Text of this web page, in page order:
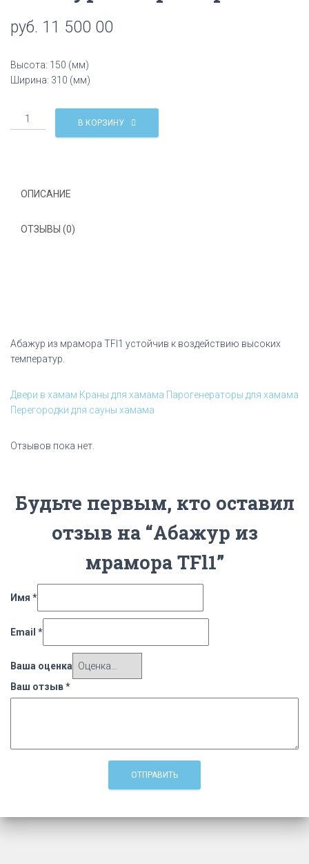
руб. 11 500 00
Высота: 150 (мм)
Ширина: 310 (мм)
Количество
Абажур
В КОРЗИНУ
ОПИСАНИЕ
ОТЗЫВЫ (0)
Абажур из мрамора TFl1 устойчив к воздействию высоких
температур.
Двери в хамам Краны для хамама Парогенераторы для хамама
Перегородки для сауны хамама
Отзывов пока нет.
Будьте первым, кто оставил
отзыв на “Абажур из
мрамора TFl1”
Имя *
Email *
Ваша оценка
Ваш отзыв*